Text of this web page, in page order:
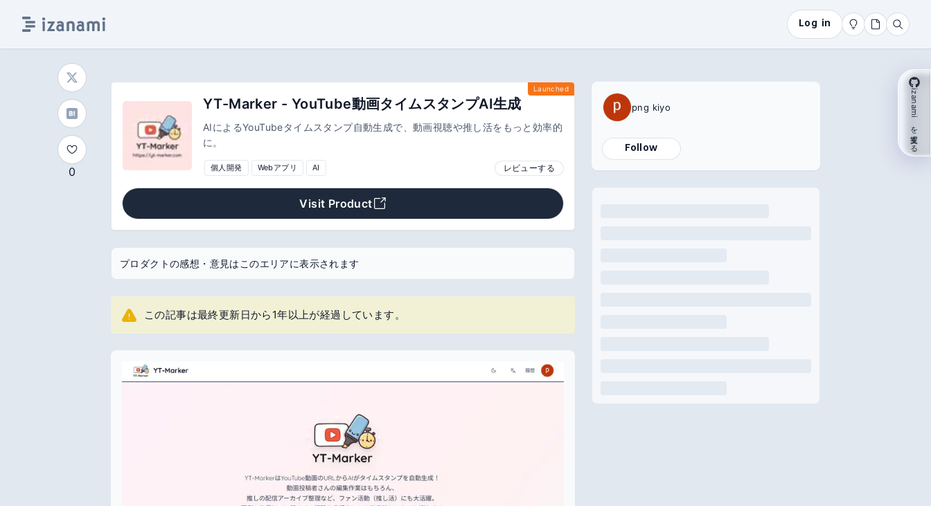
Log in
0
Launched
YT-Marker - YouTube動画タイムスタンプAI生成
AIによるYouTubeタイムスタンプ自動生成で、動画視聴や推し活をもっと効率的
に。
個人開発 Webアプリ AI レビューする
Visit Product
プロダクトの感想・意見はこのエリアに表示されます
この記事は最終更新日から1年以上が経過しています。
png kiyo
Follow izanami を支援する